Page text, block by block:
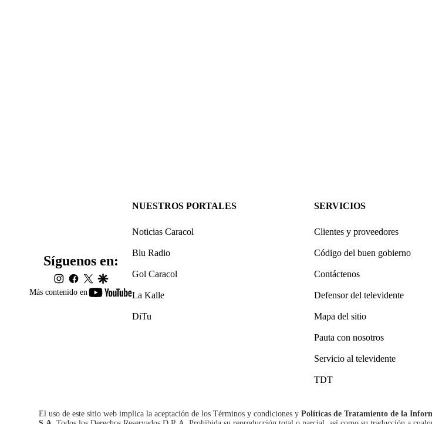
Más contenido en
youtube-
Síguenos en:
instagram
facebook
twittergoogle
NUESTROS PORTALES
Noticias Caracol
Blu Radio
Gol Caracol
La Kalle
DiTu
SERVICIOS
Clientes y proveedores
Código del buen gobierno
Contáctenos
Defensor del televidente
Mapa del sitio
Pauta con nosotros
Servicio al televidente
TDT
El uso de este sitio web implica la aceptación de los Términos y condiciones y Políticas de Tratamiento de la